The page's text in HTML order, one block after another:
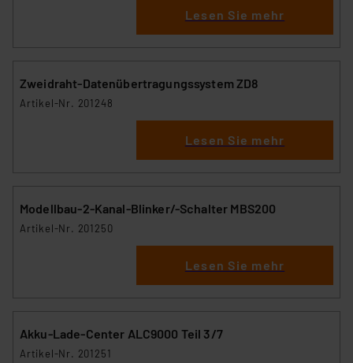
Lesen Sie mehr
Zweidraht-Datenübertragungssystem ZD8
Artikel-Nr. 201248
Lesen Sie mehr
Modellbau-2-Kanal-Blinker/-Schalter MBS200
Artikel-Nr. 201250
Lesen Sie mehr
Akku-Lade-Center ALC9000 Teil 3/7
Artikel-Nr. 201251